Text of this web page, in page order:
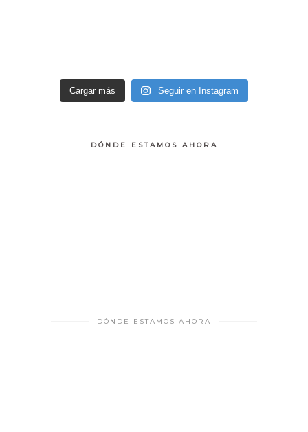
Cargar más Seguir en Instagram
DÓNDE ESTAMOS AHORA
DÓNDE ESTAMOS AHORA